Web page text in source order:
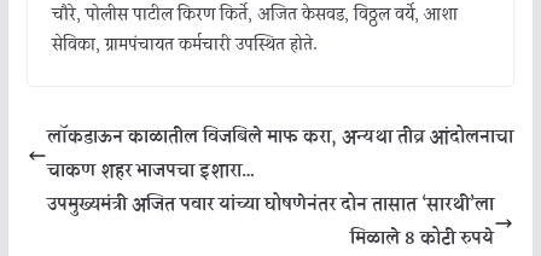
चौरे, पोलीस पाटील किरण किर्ते, अजित केसवड, विठ्ठल वर्ये, आशा
सेविका, ग्रामपंचायत कर्मचारी उपस्थित होते.
लॉकडाऊन काळातील विजबिले माफ करा, अन्यथा तीव्र आंदोलनाचा
चाकण शहर भाजपचा इशारा…
उपमुख्यमंत्री अजित पवार यांच्या घोषणेनंतर दोन तासात ‘सारथी’ला
मिळाले 8 कोटी रुपये